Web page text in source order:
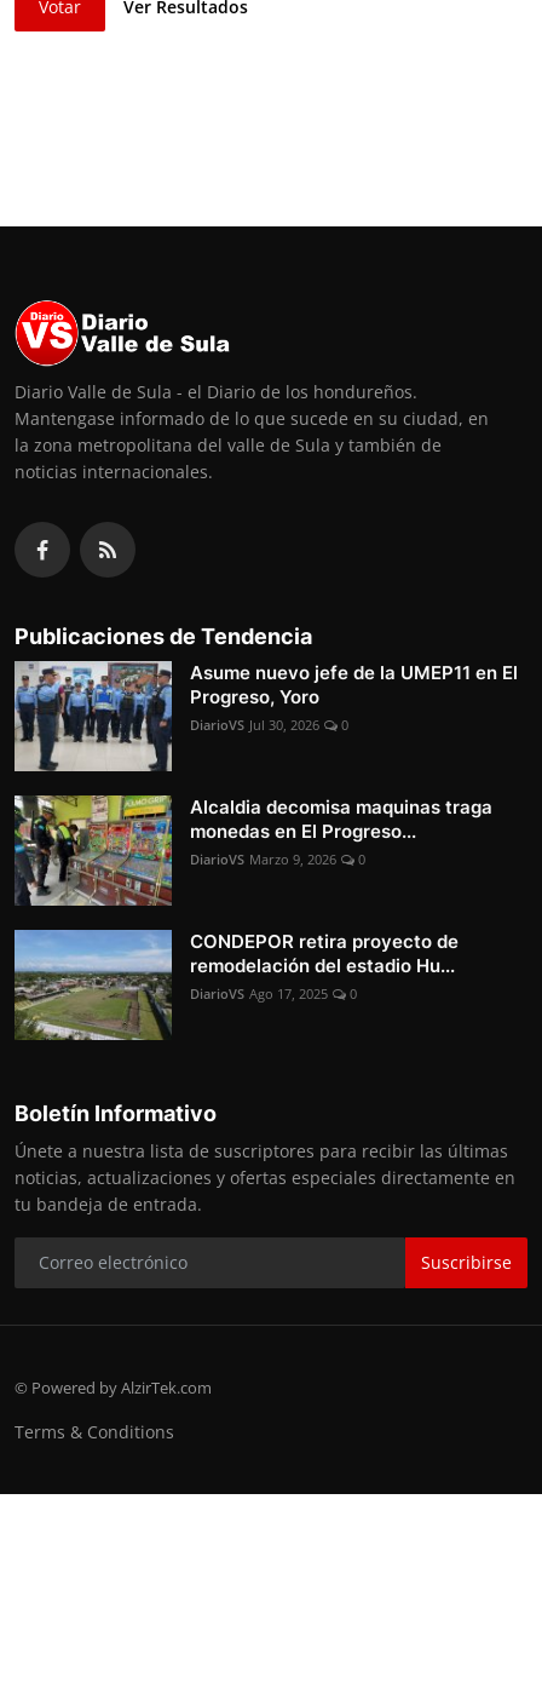
Votar Ver Resultados
Diario Valle de Sula - el Diario de los hondureños.
Mantengase informado de lo que sucede en su ciudad, en
la zona metropolitana del valle de Sula y también de
noticias internacionales.
Publicaciones de Tendencia
Asume nuevo jefe de la UMEP11 en El
Progreso, Yoro
DiarioVS Jul 30, 2026 0
Alcaldia decomisa maquinas traga
monedas en El Progreso...
DiarioVS Marzo 9, 2026 0
CONDEPOR retira proyecto de
remodelación del estadio Hu...
DiarioVS Ago 17, 2025 0
Boletín Informativo
Únete a nuestra lista de suscriptores para recibir las últimas
noticias, actualizaciones y ofertas especiales directamente en
tu bandeja de entrada.
Suscribirse
© Powered by AlzirTek.com
Terms & Conditions